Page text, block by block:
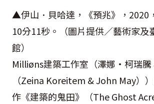
▲伊山．貝哈達，《預兆》，2020
10分11秒。（圖片提供／藝術家及
館）
Milliøns建築工作室（澤娜・柯瑞
（Zeina Koreitem & John May）
作《建築的鬼田》（The Ghost